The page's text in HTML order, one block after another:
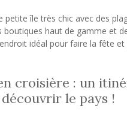
petite île très chic avec des
boutiques haut de gamme et
idéal pour faire la fête
croisière : un
le pays !